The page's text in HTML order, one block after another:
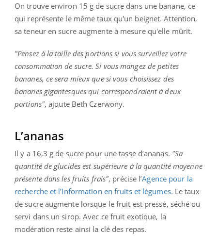
On trouve environ 15 g de sucre dans une banane, ce
qui représente le même taux qu'un beignet. Attention,
sa teneur en sucre augmente à mesure qu'elle mûrit.
"Pensez à la taille des portions si vous surveillez votre
consommation de sucre. Si vous mangez de petites
bananes, ce sera mieux que si vous choisissez des
bananes gigantesques qui correspondraient à deux
portions", ajoute Beth Czerwony.
L’ananas
Il y a 16,3 g de sucre pour une tasse d’ananas. "Sa
quantité de glucides est supérieure à la quantité moyenne
présente dans les fruits frais", précise l’Agence pour la
recherche et l’Information en fruits et légumes. Le taux
de sucre augmente lorsque le fruit est pressé, séché ou
servi dans un sirop. Avec ce fruit exotique, la
modération reste ainsi la clé des repas.